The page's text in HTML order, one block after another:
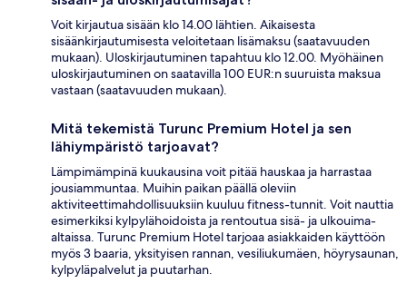
Voit kirjautua sisään klo 14.00 lähtien. Aikaisesta
sisäänkirjautumisesta veloitetaan lisämaksu (saatavuuden
mukaan). Uloskirjautuminen tapahtuu klo 12.00. Myöhäinen
uloskirjautuminen on saatavilla 100 EUR:n suuruista maksua
vastaan (saatavuuden mukaan).
Mitä tekemistä Turunc Premium Hotel ja sen
lähiympäristö tarjoavat?
Lämpimämpinä kuukausina voit pitää hauskaa ja harrastaa
jousiammuntaa. Muihin paikan päällä oleviin
aktiviteettimahdollisuuksiin kuuluu fitness-tunnit. Voit nauttia
esimerkiksi kylpylähoidoista ja rentoutua sisä- ja ulkouima-
altaissa. Turunc Premium Hotel tarjoaa asiakkaiden käyttöön
myös 3 baaria, yksityisen rannan, vesiliukumäen, höyrysaunan,
kylpyläpalvelut ja puutarhan.